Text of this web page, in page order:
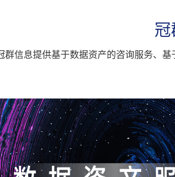
冠
群信息提供基于数据资产的咨询服务、